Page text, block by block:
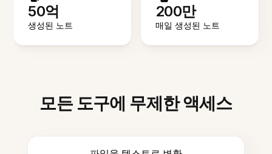
50억
생성된 노트
200만
매일 생성된 노트
모든 도구에 무제한 액세스